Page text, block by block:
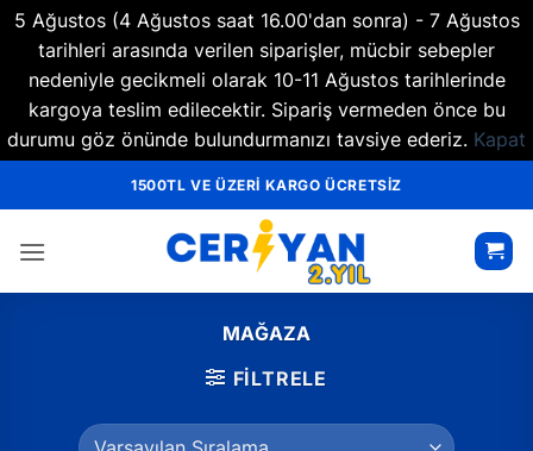
5 Ağustos (4 Ağustos saat 16.00'dan sonra) - 7 Ağustos
tarihleri arasında verilen siparişler, mücbir sebepler
nedeniyle gecikmeli olarak 10-11 Ağustos tarihlerinde
kargoya teslim edilecektir. Sipariş vermeden önce bu
durumu göz önünde bulundurmanızı tavsiye ederiz. Kapat
atla
1500TL VE ÜZERİ KARGO ÜCRETSİZ
MAĞAZA
FILTRELE